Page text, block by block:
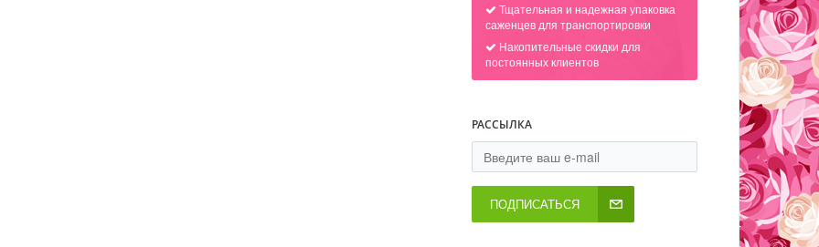
Тщательная и надежная упаковка
саженцев для транспортировки
Накопительные скидки для
постоянных клиентов
РАССЫЛКА
ПОДПИСАТЬСЯ